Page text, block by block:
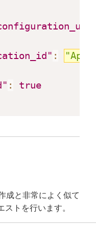
:
:
true
成と非常によく似て
ストを行います。